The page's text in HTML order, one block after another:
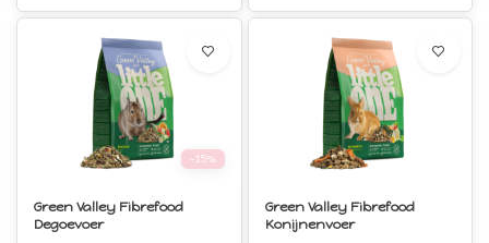
-15%
Green Valley Fibrefood
Degoevoer
Green Valley Fibrefood
Konijnenvoer